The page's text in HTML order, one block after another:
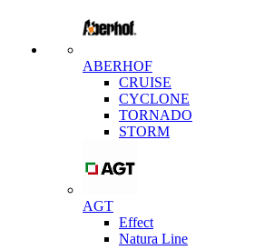
ABERHOF
CRUISE
CYCLONE
TORNADO
STORM
AGT
Effect
Natura Line